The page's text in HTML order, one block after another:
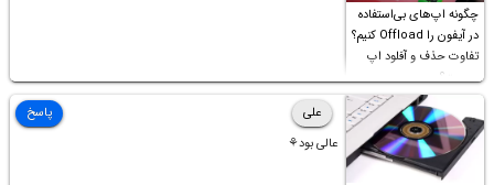
چگونه اپ‌های بی‌استفاده
در آیفون را Offload کنیم؟
تفاوت حذف و آفلود اپ
چیست؟
علی
عالی بود⚘
پاسخ